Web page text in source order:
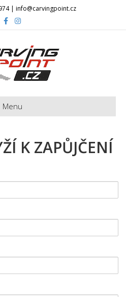
| info@carvingpoint.cz
FacebookInstagram
Menu
K ZAPŮJČENÍ